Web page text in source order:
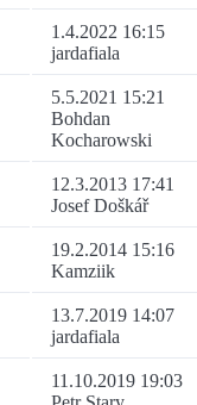
1.4.2022 16:15
jardafiala
5.5.2021 15:21
Bohdan
Kocharowski
12.3.2013 17:41
Josef Doškář
19.2.2014 15:16
Kamziik
13.7.2019 14:07
jardafiala
11.10.2019 19:03